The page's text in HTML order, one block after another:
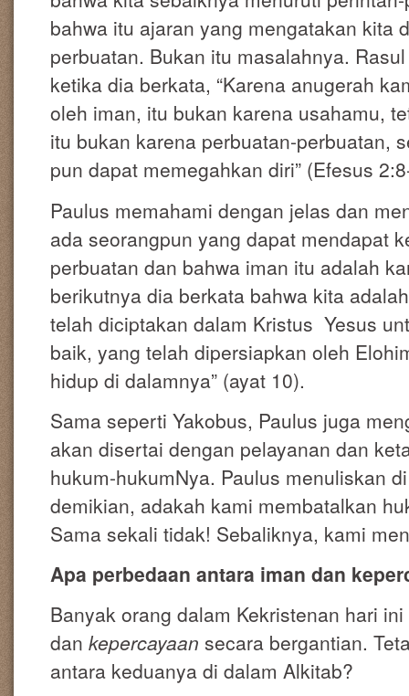
bahwa itu ajaran yang mengatakan kita
perbuatan. Bukan itu masalahnya.
ketika dia berkata, “Karena anugerah
oleh iman, itu bukan karena usahamu,
itu bukan karena perbuatan-perbuatan,
pun dapat memegahkan diri” (Efesus
Paulus memahami dengan jelas dan
ada seorangpun yang dapat mendapat
perbuatan dan bahwa iman itu adalah
berikutnya dia berkata bahwa kita
telah diciptakan dalam Kristus Yesus
baik, yang telah dipersiapkan oleh
hidup di dalamnya” (ayat 10).
Sama seperti Yakobus, Paulus juga
akan disertai dengan pelayanan dan
hukum-hukumNya. Paulus menuliskan
demikian, adakah kami membatalkan
Sama sekali tidak! Sebaliknya, kami
Apa perbedaan antara iman dan
Banyak orang dalam Kekristenan hari
dan kepercayaan secara bergantian.
antara keduanya di dalam Alkitab?